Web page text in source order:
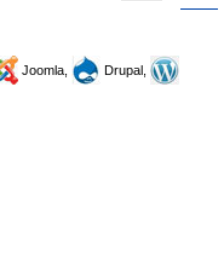
Joomla,
Drupal,